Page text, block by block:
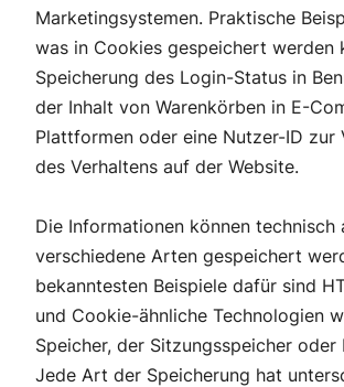
Marketingsystemen. Praktische
was in Cookies gespeichert werden
Speicherung des Login-Status in
der Inhalt von Warenkörben in E-
Plattformen oder eine Nutzer-ID zur
des Verhaltens auf der Website.
Die Informationen können technisch
verschiedene Arten gespeichert
bekanntesten Beispiele dafür sind
und Cookie-ähnliche Technologien
Speicher, der Sitzungsspeicher oder
Jede Art der Speicherung hat